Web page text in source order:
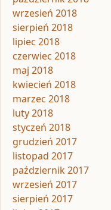
wrzesień 2018
sierpień 2018
lipiec 2018
czerwiec 2018
maj 2018
kwiecień 2018
marzec 2018
luty 2018
styczeń 2018
grudzień 2017
listopad 2017
październik 2017
wrzesień 2017
sierpień 2017